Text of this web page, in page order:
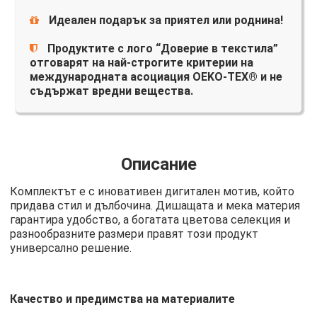
Идеален подарък за приятел или роднина!
Продуктите с лого “Доверие в текстила”
отговарят на най-строгите критерии на
международната асоциация OEKO-TEX® и не
съдържат вредни вещества.
Описание
Комплектът е с иновативен дигитален мотив, който
придава стил и дълбочина. Дишащата и мека материя
гарантира удобство, а богатата цветова селекция и
разнообразните размери правят този продукт
универсално решение.
Качество и предимства на материалите